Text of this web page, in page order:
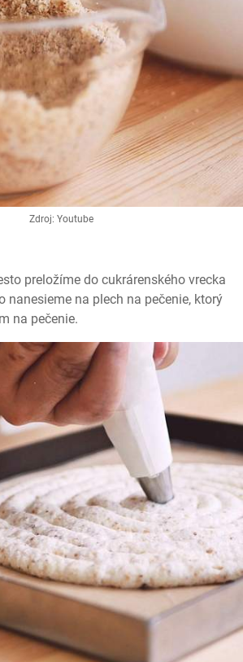
Zdroj: Youtube
preložíme do cukrárenského vrecka
nanesieme na plech na pečenie, ktorý
na pečenie.